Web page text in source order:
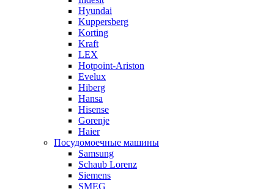
Hyundai
Kuppersberg
Korting
Kraft
LEX
Hotpoint-Ariston
Evelux
Hiberg
Hansa
Hisense
Gorenje
Haier
Посудомоечные машины
Samsung
Schaub Lorenz
Siemens
SMEG